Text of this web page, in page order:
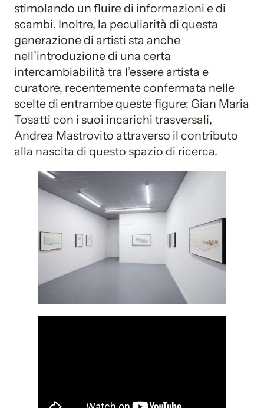
stimolando un fluire di informazioni e di
scambi. Inoltre, la peculiarità di questa
generazione di artisti sta anche
nell’introduzione di una certa
intercambiabilità tra l’essere artista e
curatore, recentemente confermata nelle
scelte di entrambe queste figure: Gian Maria
Tosatti con i suoi incarichi trasversali,
Andrea Mastrovito attraverso il contributo
alla nascita di questo spazio di ricerca.